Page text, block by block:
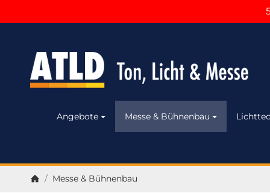
Angebote Messe & Bühnenbau
/ Messe & Bühnenbau